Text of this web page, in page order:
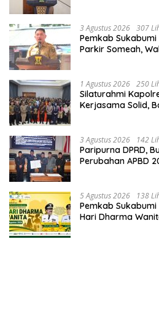
3 Agustus 2026 307
Pemkab
Parkir Someah,
1 Agustus 2026 250
Silaturahmi
Kerjasama Solid,
3 Agustus 2026 142
Paripurna DPRD,
Perubahan APBD
5 Agustus 2026 138
Pemkab
Hari Dharma